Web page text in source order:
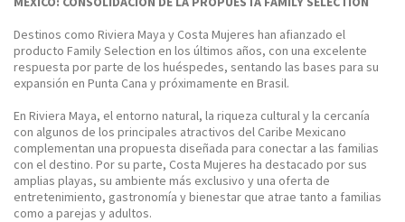
Destinos como Riviera Maya y Costa Mujeres han afianzado el
producto Family Selection en los últimos años, con una excelente
respuesta por parte de los huéspedes, sentando las bases para su
expansión en Punta Cana y próximamente en Brasil.
En Riviera Maya, el entorno natural, la riqueza cultural y la cercanía
con algunos de los principales atractivos del Caribe Mexicano
complementan una propuesta diseñada para conectar a las familias
con el destino. Por su parte, Costa Mujeres ha destacado por sus
amplias playas, su ambiente más exclusivo y una oferta de
entretenimiento, gastronomía y bienestar que atrae tanto a familias
como a parejas y adultos.